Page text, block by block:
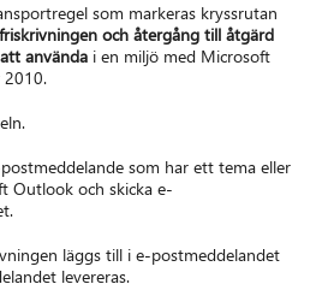
som markeras kryssrutan
och återgång till åtgärd
använda i en miljö med Microsoft
2010.
som har ett tema eller
Outlook och skicka e-
läggs till i e-postmeddelandet
levereras.